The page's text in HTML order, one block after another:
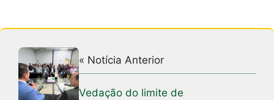
« Notícia Anterior
Vedação do limite de